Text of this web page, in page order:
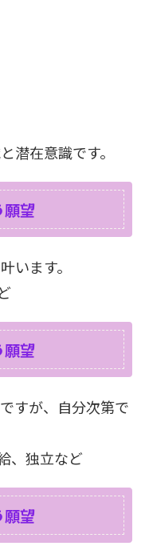
潜在意識です。
願望
います。
願望
すが、自分次第で
、独立など
願望